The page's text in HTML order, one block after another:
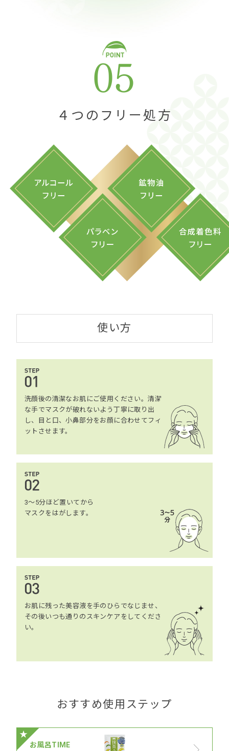
４つのフリー処方
使い方
洗顔後の清潔なお肌にご使用ください。清潔
な手でマスクが破れないよう丁寧に取り出
し、目と口、小鼻部分をお顔に合わせてフィ
ットさせます。
3～5分ほど置いてから
マスクをはがします。
お肌に残った美容液を手のひらでなじませ、
その後いつも通りのスキンケアをしてくださ
い。
おすすめ使用ステップ
★
お風呂TIME